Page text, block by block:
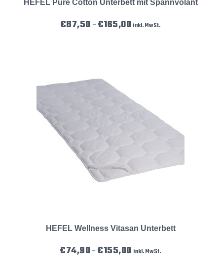
HEFEL Pure Cotton Unterbett mit Spannvolant
€87,50 –€165,00Preisspanne: €87,50 bis
inkl. MwSt.
HEFEL Wellness Vitasan Unterbett
€74,90–€155,00Preisspanne: €74,90 bis
inkl. MwSt.